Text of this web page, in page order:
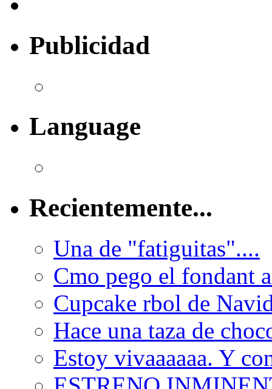
Publicidad
Language
Recientemente...
Una de "fatiguitas"....
Cmo pego el fondant
Cupcake rbol de
Hace una taza de
Estoy vivaaaaaa. Y